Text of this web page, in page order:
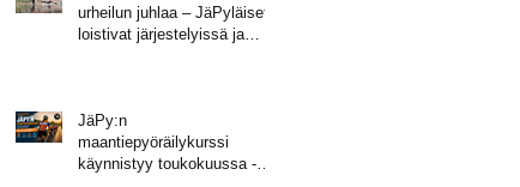
urheilun juhlaa – JäPyläiset
loistivat järjestelyissä ja
JäPy:n
maantiepyöräilykurssi
käynnistyy toukokuussa -